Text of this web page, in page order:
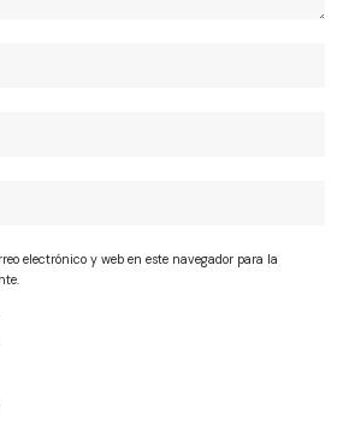
electrónico y web en este navegador para la